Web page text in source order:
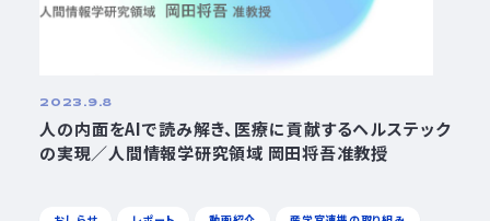
2023.9.8
人の内面をAIで読み解き、医療に貢献するヘルステック
の実現／人間情報学研究領域 岡田将吾准教授